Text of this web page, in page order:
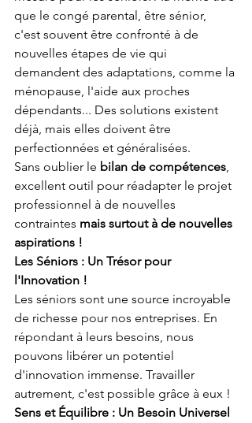
que le congé parental, être sénior,
c'est souvent être confronté à de
nouvelles étapes de vie qui
demandent des adaptations, comme la
ménopause, l'aide aux proches
dépendants... Des solutions existent
déjà, mais elles doivent être
perfectionnées et généralisées.
Sans oublier le bilan de compétences,
excellent outil pour réadapter le projet
professionnel à de nouvelles
contraintes mais surtout à de nouvelles
aspirations !
Les Séniors : Un Trésor pour
l'Innovation !
Les séniors sont une source incroyable
de richesse pour nos entreprises. En
répondant à leurs besoins, nous
pouvons libérer un potentiel
d'innovation immense. Travailler
autrement, c'est possible grâce à eux !
Sens et Équilibre : Un Besoin Universel